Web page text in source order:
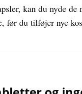
kan du nyde de
før du tilføjer nye